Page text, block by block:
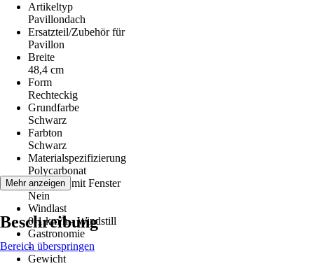
Artikeltyp
Pavillondach
Ersatzteil/Zubehör für
Pavillon
Breite
48,4 cm
Form
Rechteckig
Grundfarbe
Schwarz
Farbton
Schwarz
Materialspezifizierung
Polycarbonat
Seitenteil mit Fenster
Nein
Windlast
0-1 km/h - Windstill
Gastronomie
-
Gewicht
Mehr anzeigen
Beschreibung
Bereich überspringen